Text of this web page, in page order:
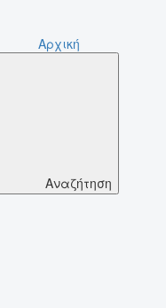
Αρχική
Αναζήτηση